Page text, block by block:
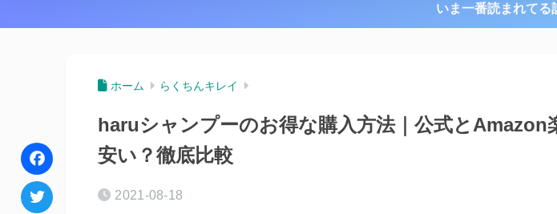
いま一番読まれてる
ホーム らくちんキレイ
haruシャンプーのお得な購入方法｜公式とAmazon
安い？徹底比較
2021-08-18
F